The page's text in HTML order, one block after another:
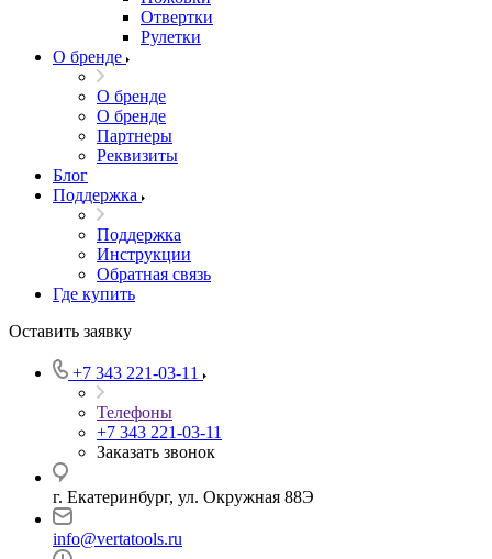
Отвертки
Рулетки
О бренде
О бренде
О бренде
Партнеры
Реквизиты
Блог
Поддержка
Поддержка
Инструкции
Обратная связь
Где купить
Оставить заявку
+7 343 221-03-11
Телефоны
+7 343 221-03-11
Заказать звонок
г. Екатеринбург, ул. Окружная 88Э
info@vertatools.ru